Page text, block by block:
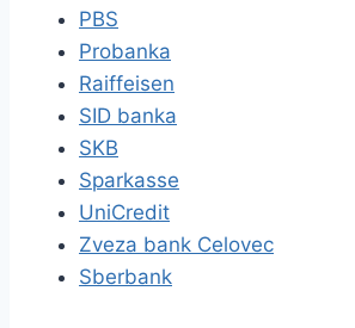
PBS
Probanka
Raiffeisen
SID banka
SKB
Sparkasse
UniCredit
Zveza bank Celovec
Sberbank